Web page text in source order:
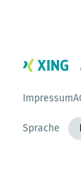
Impressum
Sprache